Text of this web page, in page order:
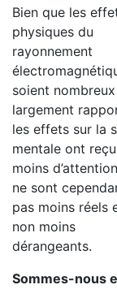
Bien que les
physiques du
rayonnement
soient
largement
les effets sur la
mentale ont reçu
moins
ne sont
pas moins réels
non moins
dérangeants.
Sommes-nous